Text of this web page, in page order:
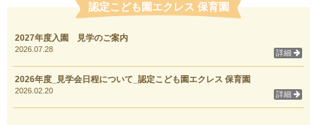
認定こども園エクレス 保育園
2027年度入園 見学のご案内
2026.07.28 詳細
2026年度_見学会日程について_認定こども園エクレス 保育園
2026.02.20 詳細